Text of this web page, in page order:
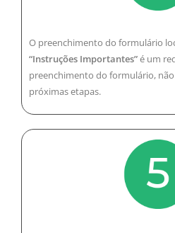
O preenchimento do formulário
“Instruções Importantes”é um
preenchimento do formulário,
próximas etapas.